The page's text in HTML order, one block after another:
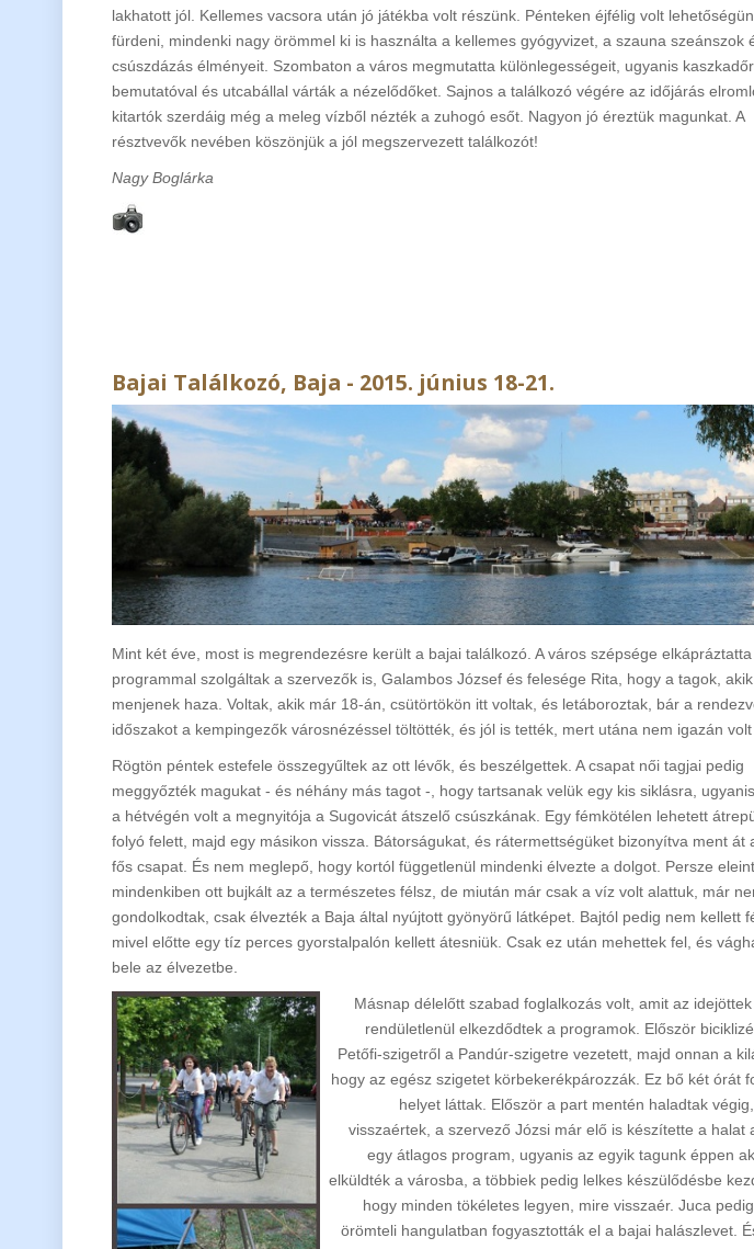
lakhatott jól. Kellemes vacsora után jó játékba volt részünk. Pénteken éjfélig volt
fürdeni, mindenki nagy örömmel ki is használta a kellemes gyógyvizet, a szauna szeánszok
csúszdázás élményeit. Szombaton a város megmutatta különlegességeit, ugyanis kaszkadőr
bemutatóval és utcabállal várták a nézelődőket. Sajnos a találkozó végére az időjárás
kitartók szerdáig még a meleg vízből nézték a zuhogó esőt. Nagyon jó éreztük magunkat. A
résztvevők nevében köszönjük a jól megszervezett találkozót!
Nagy Boglárka
Bajai Találkozó, Baja - 2015. június 18-21.
Mint két éve, most is megrendezésre került a bajai találkozó. A város szépsége
programmal szolgáltak a szervezők is, Galambos József és felesége Rita, hogy a tagok,
menjenek haza. Voltak, akik már 18-án, csütörtökön itt voltak, és letáboroztak, bár a
időszakot a kempingezők városnézéssel töltötték, és jól is tették, mert utána nem igazán
Rögtön péntek estefele összegyűltek az ott lévők, és beszélgettek. A csapat női tagjai pedig
meggyőzték magukat - és néhány más tagot -, hogy tartsanak velük egy kis siklásra,
a hétvégén volt a megnyitója a Sugovicát átszelő csúszkának. Egy fémkötélen lehetett
folyó felett, majd egy másikon vissza. Bátorságukat, és rátermettségüket bizonyítva ment át
fős csapat. És nem meglepő, hogy kortól függetlenül mindenki élvezte a dolgot. Persze
mindenkiben ott bujkált az a természetes félsz, de miután már csak a víz volt alattuk, már
gondolkodtak, csak élvezték a Baja által nyújtott gyönyörű látképet. Bajtól pedig nem kellett
mivel előtte egy tíz perces gyorstalpalón kellett átesniük. Csak ez után mehettek fel, és
bele az élvezetbe.
Másnap délelőtt szabad foglalkozás volt, amit az
rendületlenül elkezdődtek a programok. Először
Petőfi-szigetről a Pandúr-szigetre vezetett, majd onnan a
hogy az egész szigetet körbekerékpározzák. Ez bő két órát
helyet láttak. Először a part mentén haladtak
visszaértek, a szervező Józsi már elő is készítette a halat
egy átlagos program, ugyanis az egyik tagunk éppen
elküldték a városba, a többiek pedig lelkes készülődésbe
hogy minden tökéletes legyen, mire visszaér. Juca
örömteli hangulatban fogyasztották el a bajai halászlevet.